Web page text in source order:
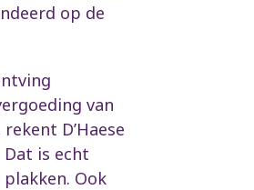
op de
van
D’Haese
is echt
Ook